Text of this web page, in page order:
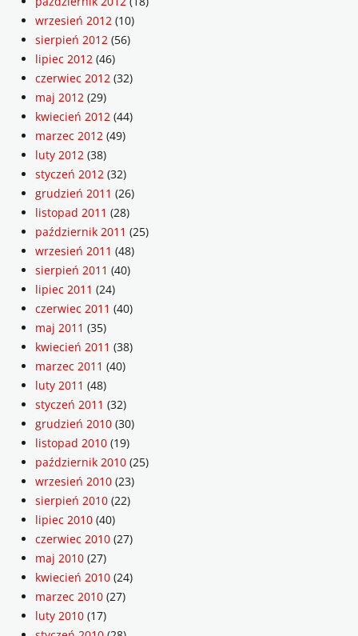
wrzesień 2012 (10)
sierpień 2012 (56)
lipiec 2012 (46)
czerwiec 2012 (32)
maj 2012 (29)
kwiecień 2012 (44)
marzec 2012 (49)
luty 2012 (38)
styczeń 2012 (32)
grudzień 2011 (26)
listopad 2011 (28)
październik 2011 (25)
wrzesień 2011 (48)
sierpień 2011 (40)
lipiec 2011 (24)
czerwiec 2011 (40)
maj 2011 (35)
kwiecień 2011 (38)
marzec 2011 (40)
luty 2011 (48)
styczeń 2011 (32)
grudzień 2010 (30)
listopad 2010 (19)
październik 2010 (25)
wrzesień 2010 (23)
sierpień 2010 (22)
lipiec 2010 (40)
czerwiec 2010 (27)
maj 2010 (27)
kwiecień 2010 (24)
marzec 2010 (27)
luty 2010 (17)